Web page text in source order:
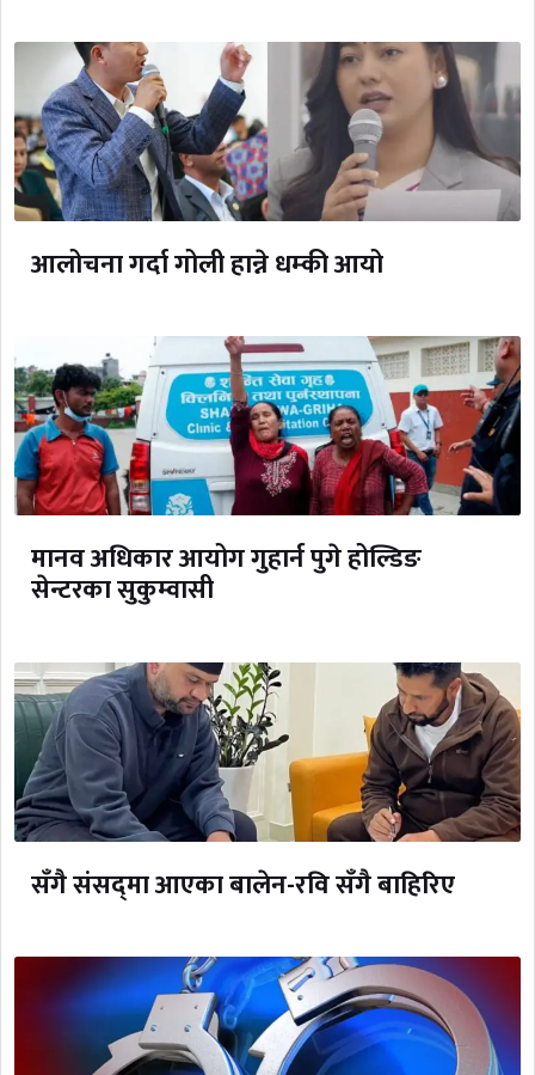
आलोचना गर्दा गोली हान्ने धम्की आयो
मानव अधिकार आयोग गुहार्न पुगे होल्डिङ
सेन्टरका सुकुम्वासी
सँगै संसद्‌मा आएका बालेन-रवि सँगै बाहिरिए